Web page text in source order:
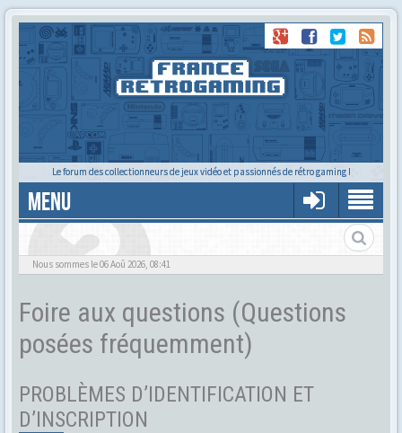
Le forum des collectionneurs de jeux vidéo et passionnés de rétro gaming !
MENU
Foire aux questions
Nous sommes le 06 Aoû 2026, 08:41
Foire aux questions (Questions
posées fréquemment)
PROBLÈMES D’IDENTIFICATION ET
D’INSCRIPTION